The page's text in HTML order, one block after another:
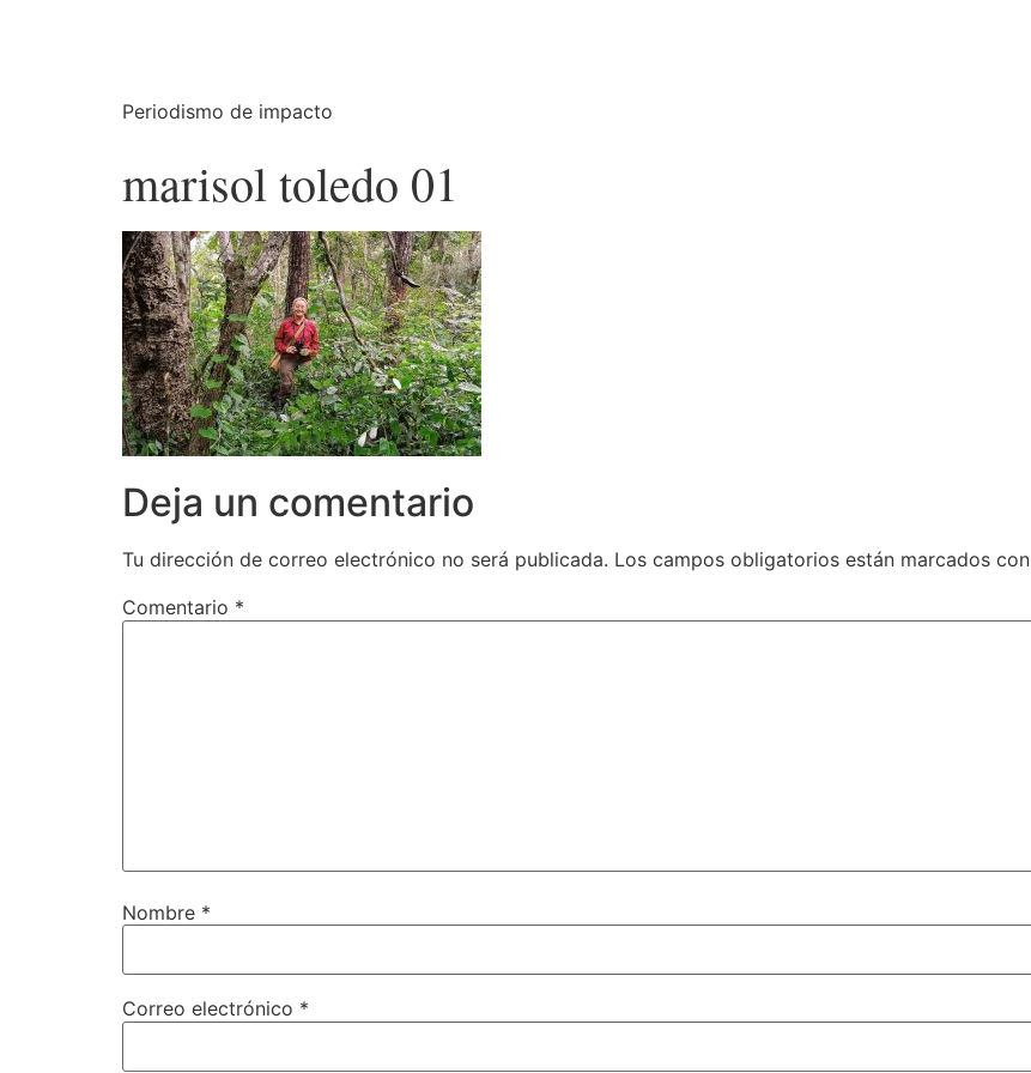
Periodismo de impacto
marisol toledo 01
Deja un comentario
Tu dirección de correo electrónico no será publicada. Los campos obligatorios están marcados con
Comentario *
Nombre *
Correo electrónico *